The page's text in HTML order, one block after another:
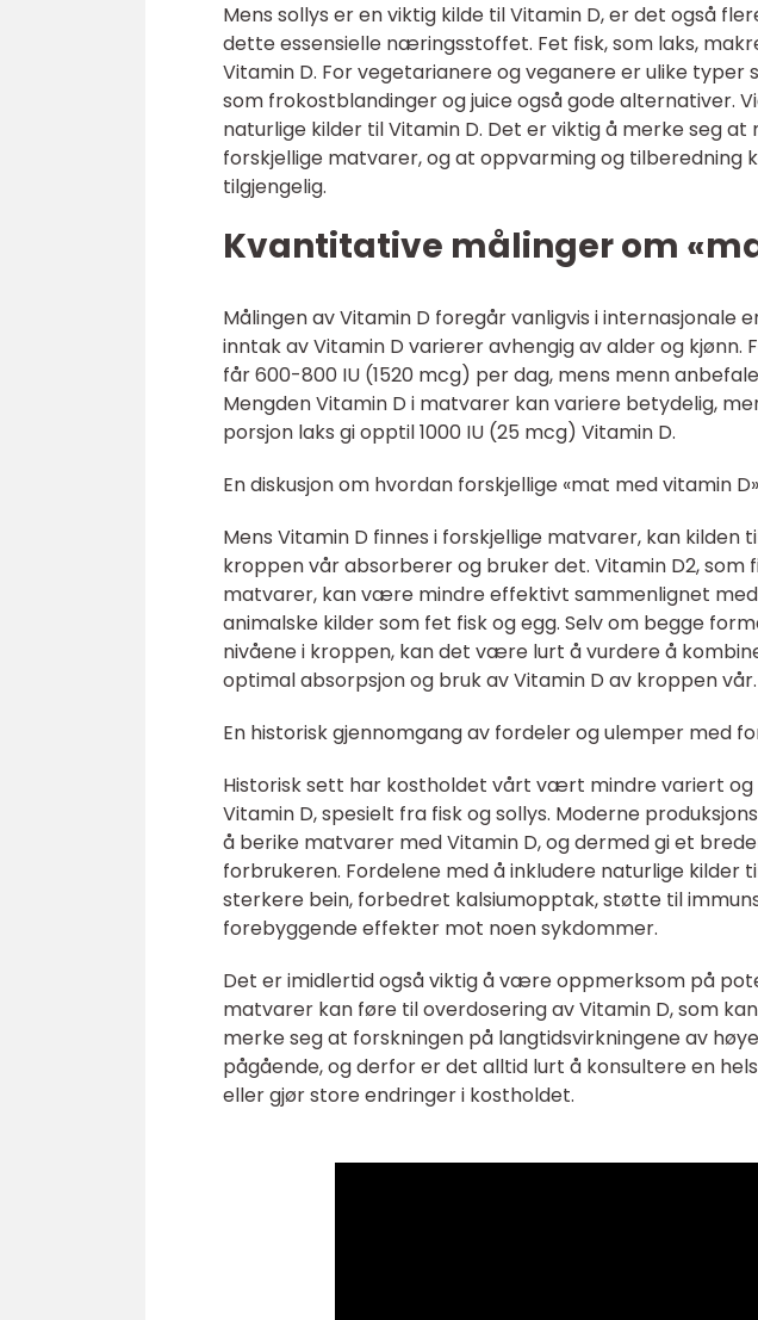
Mens sollys er en viktig kilde til Vitamin D, er det også
dette essensielle næringsstoffet. Fet fisk, som laks,
Vitamin D. For vegetarianere og veganere er ulike
som frokostblandinger og juice også gode alternativer.
naturlige kilder til Vitamin D. Det er viktig å merke seg
forskjellige matvarer, og at oppvarming og tilberedning
tilgjengelig.
Kvantitative målinger om
Målingen av Vitamin D foregår vanligvis i internasjonale
inntak av Vitamin D varierer avhengig av alder og kjønn.
får 600-800 IU (1520 mcg) per dag, mens menn
Mengden Vitamin D i matvarer kan variere betydelig,
porsjon laks gi opptil 1000 IU (25 mcg) Vitamin D.
En diskusjon om hvordan forskjellige «mat med vitamin
Mens Vitamin D finnes i forskjellige matvarer, kan
kroppen vår absorberer og bruker det. Vitamin D2, som
matvarer, kan være mindre effektivt sammenlignet med
animalske kilder som fet fisk og egg. Selv om begge
nivåene i kroppen, kan det være lurt å vurdere å
optimal absorpsjon og bruk av Vitamin D av kroppen vår.
En historisk gjennomgang av fordeler og ulemper med
Historisk sett har kostholdet vårt vært mindre variert og
Vitamin D, spesielt fra fisk og sollys. Moderne
å berike matvarer med Vitamin D, og dermed gi et
forbrukeren. Fordelene med å inkludere naturlige kilder
sterkere bein, forbedret kalsiumopptak, støtte til
forebyggende effekter mot noen sykdommer.
Det er imidlertid også viktig å være oppmerksom på
matvarer kan føre til overdosering av Vitamin D, som
merke seg at forskningen på langtidsvirkningene av
pågående, og derfor er det alltid lurt å konsultere en
eller gjør store endringer i kostholdet.